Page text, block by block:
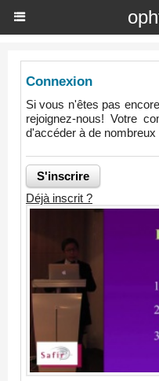
Connexion
Si vous n'êtes pas
rejoignez-nous! Votre
d'accéder à de
Déjà inscrit ?